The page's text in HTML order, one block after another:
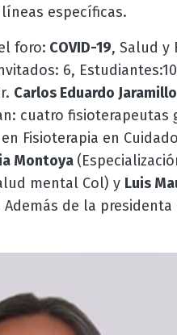
específicas.
foro: COVID-19, Salud y
6,
Carlos Eduardo
cuatro fisioterapeutas
Fisioterapia en
Montoya
mental Col) y Luis
de la presidenta